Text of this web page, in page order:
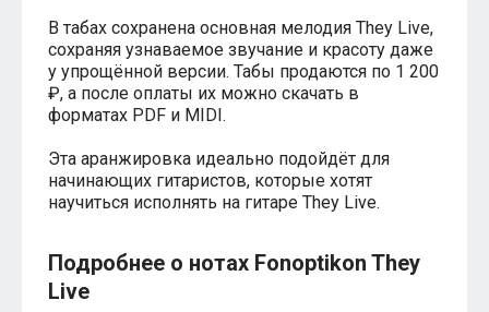
Аладдин (2019)
Король лев (2019)
Брат-2
Властелин колец: Братство Кольца
Классическая музыка
Времена года - Вивальди
Времена года - Чайковский
Сонаты Бетховена
Из мультфильмов
Король лев
Холодное сердце
В табах сохранена основная мелодия They Live,
сохраняя узнаваемое звучание и красоту даже
у упрощённой версии. Табы продаются по 1 200
₽, а после оплаты их можно скачать в
форматах PDF и MIDI.
Эта аранжировка идеально подойдёт для
начинающих гитаристов, которые хотят
научиться исполнять на гитаре They Live.
Подробнее о нотах Fonoptikon They
Live